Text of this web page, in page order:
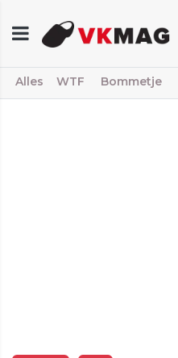
Alles WTF Bommetje